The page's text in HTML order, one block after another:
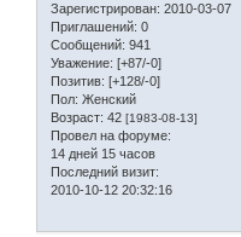
Зарегистрирован: 2010-03-07
Приглашений: 0
Сообщений: 941
Уважение: [+87/-0]
Позитив: [+128/-0]
Пол: Женский
Возраст: 42 [1983-08-13]
Провел на форуме:
14 дней 15 часов
Последний визит:
2010-10-12 20:32:16